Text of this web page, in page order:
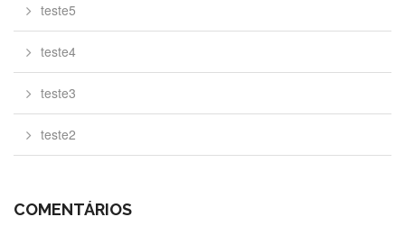
teste5
teste4
teste3
teste2
COMENTÁRIOS